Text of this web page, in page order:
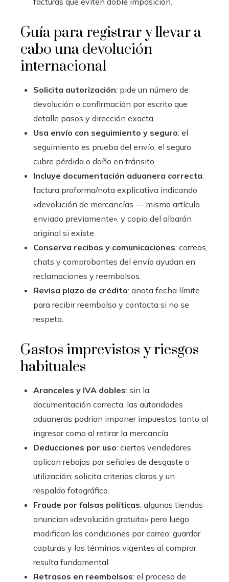
Guía para registrar y llevar a
cabo una devolución
internacional
Solicita autorización: pide un número de
devolución o confirmación por escrito que
detalle pasos y dirección exacta.
Usa envío con seguimiento y seguro: el
seguimiento es prueba del envío; el seguro
cubre pérdida o daño en tránsito.
Incluye documentación aduanera correcta:
factura proforma/nota explicativa indicando
«devolución de mercancías — mismo artículo
enviado previamente», y copia del albarán
original si existe.
Conserva recibos y comunicaciones: correos,
chats y comprobantes del envío ayudan en
reclamaciones y reembolsos.
Revisa plazo de crédito: anota fecha límite
para recibir reembolso y contacta si no se
respeta.
Gastos imprevistos y riesgos
habituales
Aranceles y IVA dobles: sin la
documentación correcta, las autoridades
aduaneras podrían imponer impuestos tanto al
ingresar como al retirar la mercancía.
Deducciones por uso: ciertos vendedores
aplican rebajas por señales de desgaste o
utilización; solicita criterios claros y un
respaldo fotográfico.
Fraude por falsas políticas: algunas tiendas
anuncian «devolución gratuita» pero luego
modifican las condiciones por correo; guardar
capturas y los términos vigentes al comprar
resulta fundamental.
Retrasos en reembolsos: el proceso de